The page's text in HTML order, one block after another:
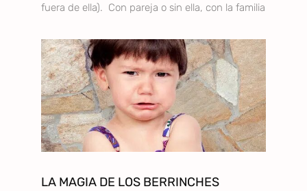
fuera de ella). Con pareja o sin ella, con la familia
LA MAGIA DE LOS BERRINCHES